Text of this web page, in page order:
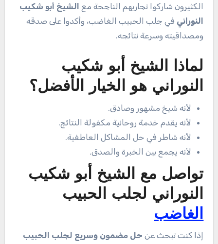
الكثيرون شاركوا تجاربهم الناجحة مع الشيخ أبو شكيب
النوراني في جلب الحبيب الغاضب، وأكدوا على صدقه
ومصداقيته وسرعة نتائجه.
لماذا الشيخ أبو شكيب
النوراني هو الخيار الأفضل؟
لأنه شيخ مشهور وصادق.
لأنه يقدم خدمة روحانية مكفولة النتائج.
لأنه شاطر في حل المشاكل العاطفية.
لأنه يجمع بين الخبرة والصدق.
تواصل مع الشيخ أبو شكيب
النوراني لجلب الحبيب
الغاضب
إذا كنت تبحث عن حل مضمون وسريع لجلب الحبيب